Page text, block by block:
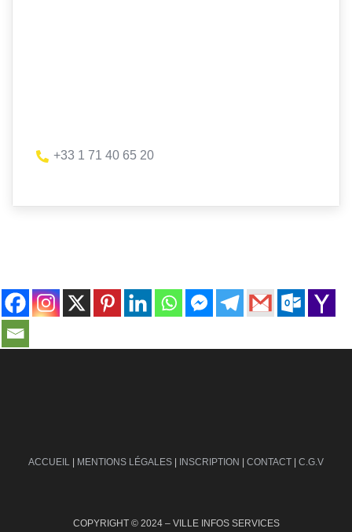
+33 1 71 40 65 20
ACCUEIL | MENTIONS LÉGALES | INSCRIPTION | CONTACT | C.G.V
COPYRIGHT © 2024 – VILLE INFOS SERVICES